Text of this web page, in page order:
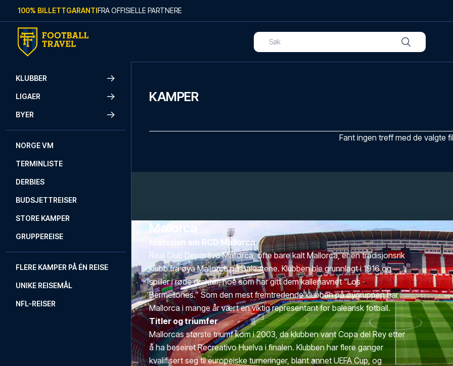
Skip to content
100% BILLETTGARANTIFRA OFFISIELLE PARTNERE
KLUBBER
LIGAER
BYER
NORGE VM
TERMINLISTE
DERBIES
BUDSJETTREISER
STORE KAMPER
GRUPPEREISE
FLERE KAMPER PÅ ÉN REISE
UNIKE REISEMÅL
NFL-REISER
KAMPER
Fant ingen treff med de valgte
Mallorca
Historien om RCD Mallorca
Real Club Deportivo Mallorca, ofte bare kalt Mallorca, er en tradisjonsrik
klubb fra øya Mallorca på Balearene. Klubben ble grunnlagt i 1916 og
spiller i røde drakter, noe som har gitt dem kallenavnet “Los
Bermellones.” Som den mest fremtredende klubben på øygruppen har
Mallorca i mange år vært en viktig representant for balearisk fotball.
Titler og triumfer
Mallorcas største triumf kom i 2003, da klubben vant Copa del Rey etter
å ha beseiret Recreativo Huelva i finalen. Klubben har flere ganger
kvalifisert seg til europeiske turneringer, blant annet UEFA Cup, og